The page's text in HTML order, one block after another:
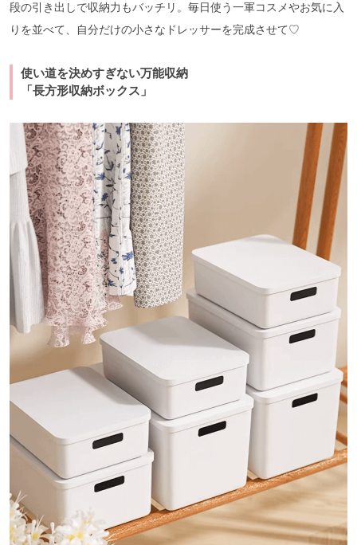
段の引き出しで収納力もバッチリ。毎日使う一軍コスメやお気に入
りを並べて、自分だけの小さなドレッサーを完成させて♡
使い道を決めすぎない万能収納
「長方形収納ボックス」